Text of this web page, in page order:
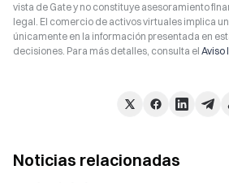
vista de Gate y no constituye asesoramiento
legal. El comercio de activos virtuales implica
únicamente en la información presentada en
decisiones. Para más detalles, consulta el Aviso
Noticias relacionadas